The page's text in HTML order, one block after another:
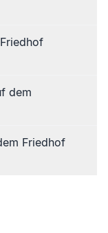
dem
Friedhof